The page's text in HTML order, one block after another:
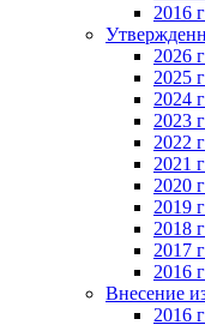
2016
2026
2025
2024
2023
2022
2021
2020
2019
2018
2017
2016
Внесение
2016